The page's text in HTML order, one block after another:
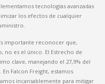
tecnologías avanzadas
los efectos de cualquier
importante reconocer que,
no es el único. El Estrecho de
clave, manejando el 27,9% del
Falcon Freight, estamos
incansablemente para mitigar